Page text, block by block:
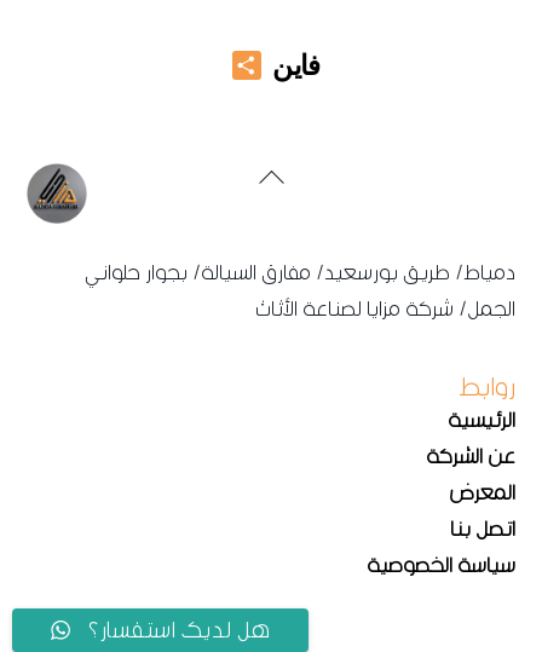
فاين Share
Back
دمياط/ طريق بورسعيد/ مفارق السيالة/ بجوار حلواني
الجمل/ شركة مزايا لصناعة الأثاث
روابط
الرئيسية
عن الشركة
المعرض
اتصل بنا
سياسة الخصوصية
هل لديك استفسار؟